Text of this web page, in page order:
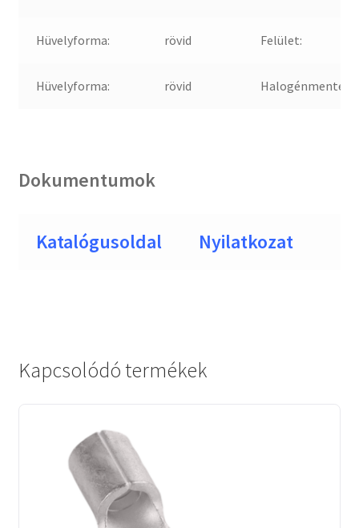
Hüvelyforma: rövid Felület:
Hüvelyforma: rövid Halogénmentes:
Dokumentumok
Katalógusoldal Nyilatkozat
Kapcsolódó termékek